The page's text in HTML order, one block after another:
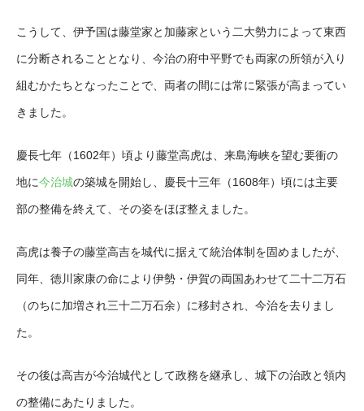
こうして、伊予国は藤堂家と加藤家という二大勢力によって東西
に分断されることとなり、今治の府中平野でも両家の所領が入り
組むかたちとなったことで、両者の間には常に緊張が高まってい
きました。
慶長七年（1602年）頃より藤堂高虎は、来島海峡を望む要衝の
地に今治城の築城を開始し、慶長十三年（1608年）頃には主要
部の整備を終えて、その姿をほぼ整えました。
高虎は養子の藤堂高吉を城代に据えて統治体制を固めましたが、
同年、徳川家康の命により伊勢・伊賀の両国あわせて二十二万石
（のちに加増され三十二万石余）に移封され、今治を去りまし
た。
その後は高吉が今治城代として政務を継承し、城下の治政と領内
の整備にあたりました。